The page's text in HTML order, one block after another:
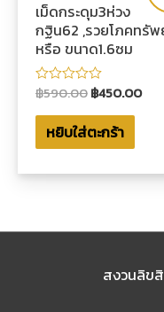
เม็ดกระดุม3ห่วง
กฐิน62 ,รวยโภคทรั
หรือ ขนาด1.6ซม
ให้
0
ตั้งแต่
5
฿590.00฿450.00
หยิบใส่ตะกร้า
สงวนลิข